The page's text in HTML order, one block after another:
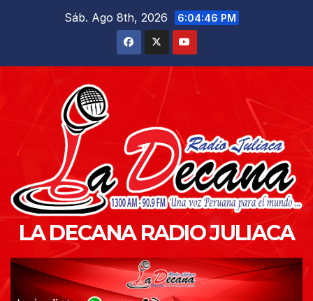
Sáb. Ago 8th, 2026 6:04:48 PM
LA DECANA RADIO JULIACA